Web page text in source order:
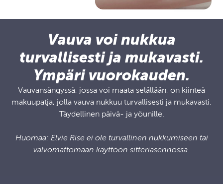
Vauva voi nukkua
turvallisesti ja mukavasti.
Ympäri vuorokauden.
Vauvansängyssä, jossa voi maata selällään, on kiinteä
makuupatja, jolla vauva nukkuu turvallisesti ja mukavasti.
Täydellinen päivä‑ ja yöunille.
Huomaa: Elvie Rise ei ole turvallinen nukkumiseen tai
valvomattomaan käyttöön sitteriasennossa.